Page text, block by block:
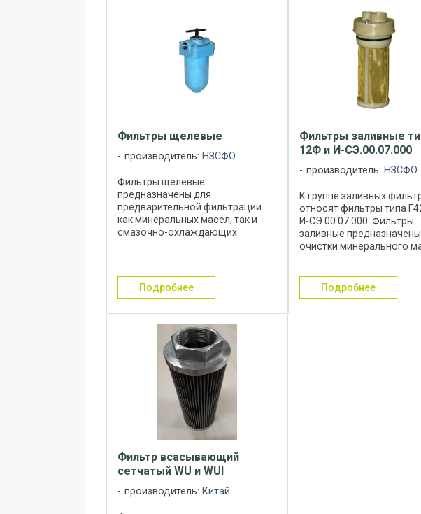
Фильтры щелевые
производитель: НЗСФО
Фильтры щелевые
предназначены для
предварительной фильтрации
как минеральных масел, так и
смазочно-охлаждающих
системах различных станков и
иных машин. Фильтры щелевые ...
подробнее
Фильтры заливные
12Ф и И-СЭ.00.07.000
производитель: НЗСФО
К группе заливных
относят фильтры типа
И-СЭ.00.07.000. Фильтры
заливные
очистки минерального
для очистки воздуха,
поступающего в бак, от
подробнее
Фильтр всасывающий
сетчатый WU и WUI
производитель: Китай